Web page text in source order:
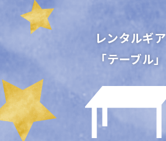
レンタルギア
「テーブル」